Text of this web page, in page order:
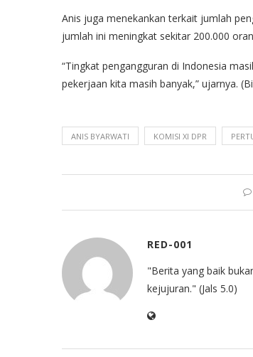
Anis juga menekankan terkait jumlah
jumlah ini meningkat sekitar 200.000
“Tingkat pengangguran di Indonesia
pekerjaan kita masih banyak,” ujarnya.
ANIS BYARWATI KOMISI XI DPR
RED-001
"Berita yang baik
kejujuran." (Jals 5.0)